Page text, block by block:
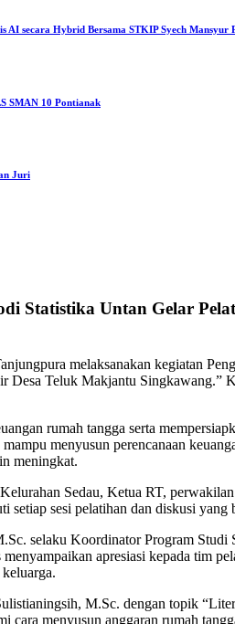
secara Hybrid Bersama STKIP Syech Mansyur
SMAN 10 Pontianak
Juri
Statistika Untan Gelar
melaksanakan kegiatan
Teluk Makjantu
rumah tangga serta
menyusun perencanaan
meningkat.
Sedau, Ketua RT,
setiap sesi pelatihan dan diskusi yang
selaku Koordinator Program
apresiasi kepada tim
M.Sc. dengan topik
menyusun anggaran rumah